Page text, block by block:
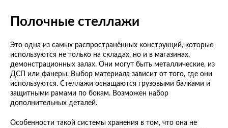
Полочные стеллажи
Это одна из самых распространённых конструкций, которые
используются не только на складах, но и в магазинах,
демонстрационных залах. Они могут быть металлические, из
ДСП или фанеры. Выбор материала зависит от того, где они
используются. Стеллажи оснащаются грузовыми балками и
защитными рамами по бокам. Возможен набор
дополнительных деталей.
Особенности такой системы хранения в том, что она не